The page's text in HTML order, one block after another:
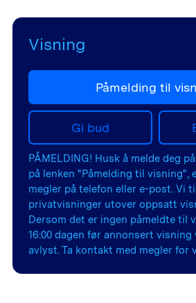
Visning
Påmelding til
Gi bud
PÅMELDING! Husk å melde deg
på lenken "Påmelding til visning",
megler på telefon eller e-post. Vi
privatvisninger utover oppsatt
Dersom det er ingen påmeldte til
16:00 dagen før annonsert visning
avlyst. Ta kontakt med megler for